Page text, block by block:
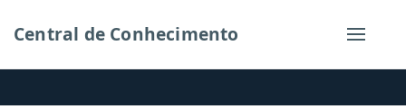
Central de Conhecimento